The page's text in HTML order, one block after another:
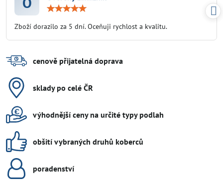
5
Zboží dorazilo za 5 dní. Oceňuji rychlost a kvalitu.
cenově přijatelná doprava
sklady po celé ČR
výhodnější ceny na určité typy podlah
obšití vybraných druhů koberců
poradenství